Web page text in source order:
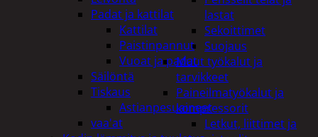
lastat
Sekoittimet
Suojaus
Muut työkalut ja
tarvikkeet
Paineilmatyökalut ja
kompressorit
Letkut, liittimet ja
Padat ja kattilat
Kattilat
Paistinpannut
Vuoat ja padat
Säilöntä
Tiskaus
Astianpesuaineet
vaa'at